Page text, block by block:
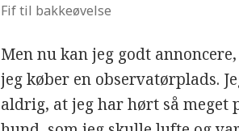
Fif til bakkeøvelse
Men nu kan jeg godt
jeg køber en observatørplads.
aldrig, at jeg har hørt så meget